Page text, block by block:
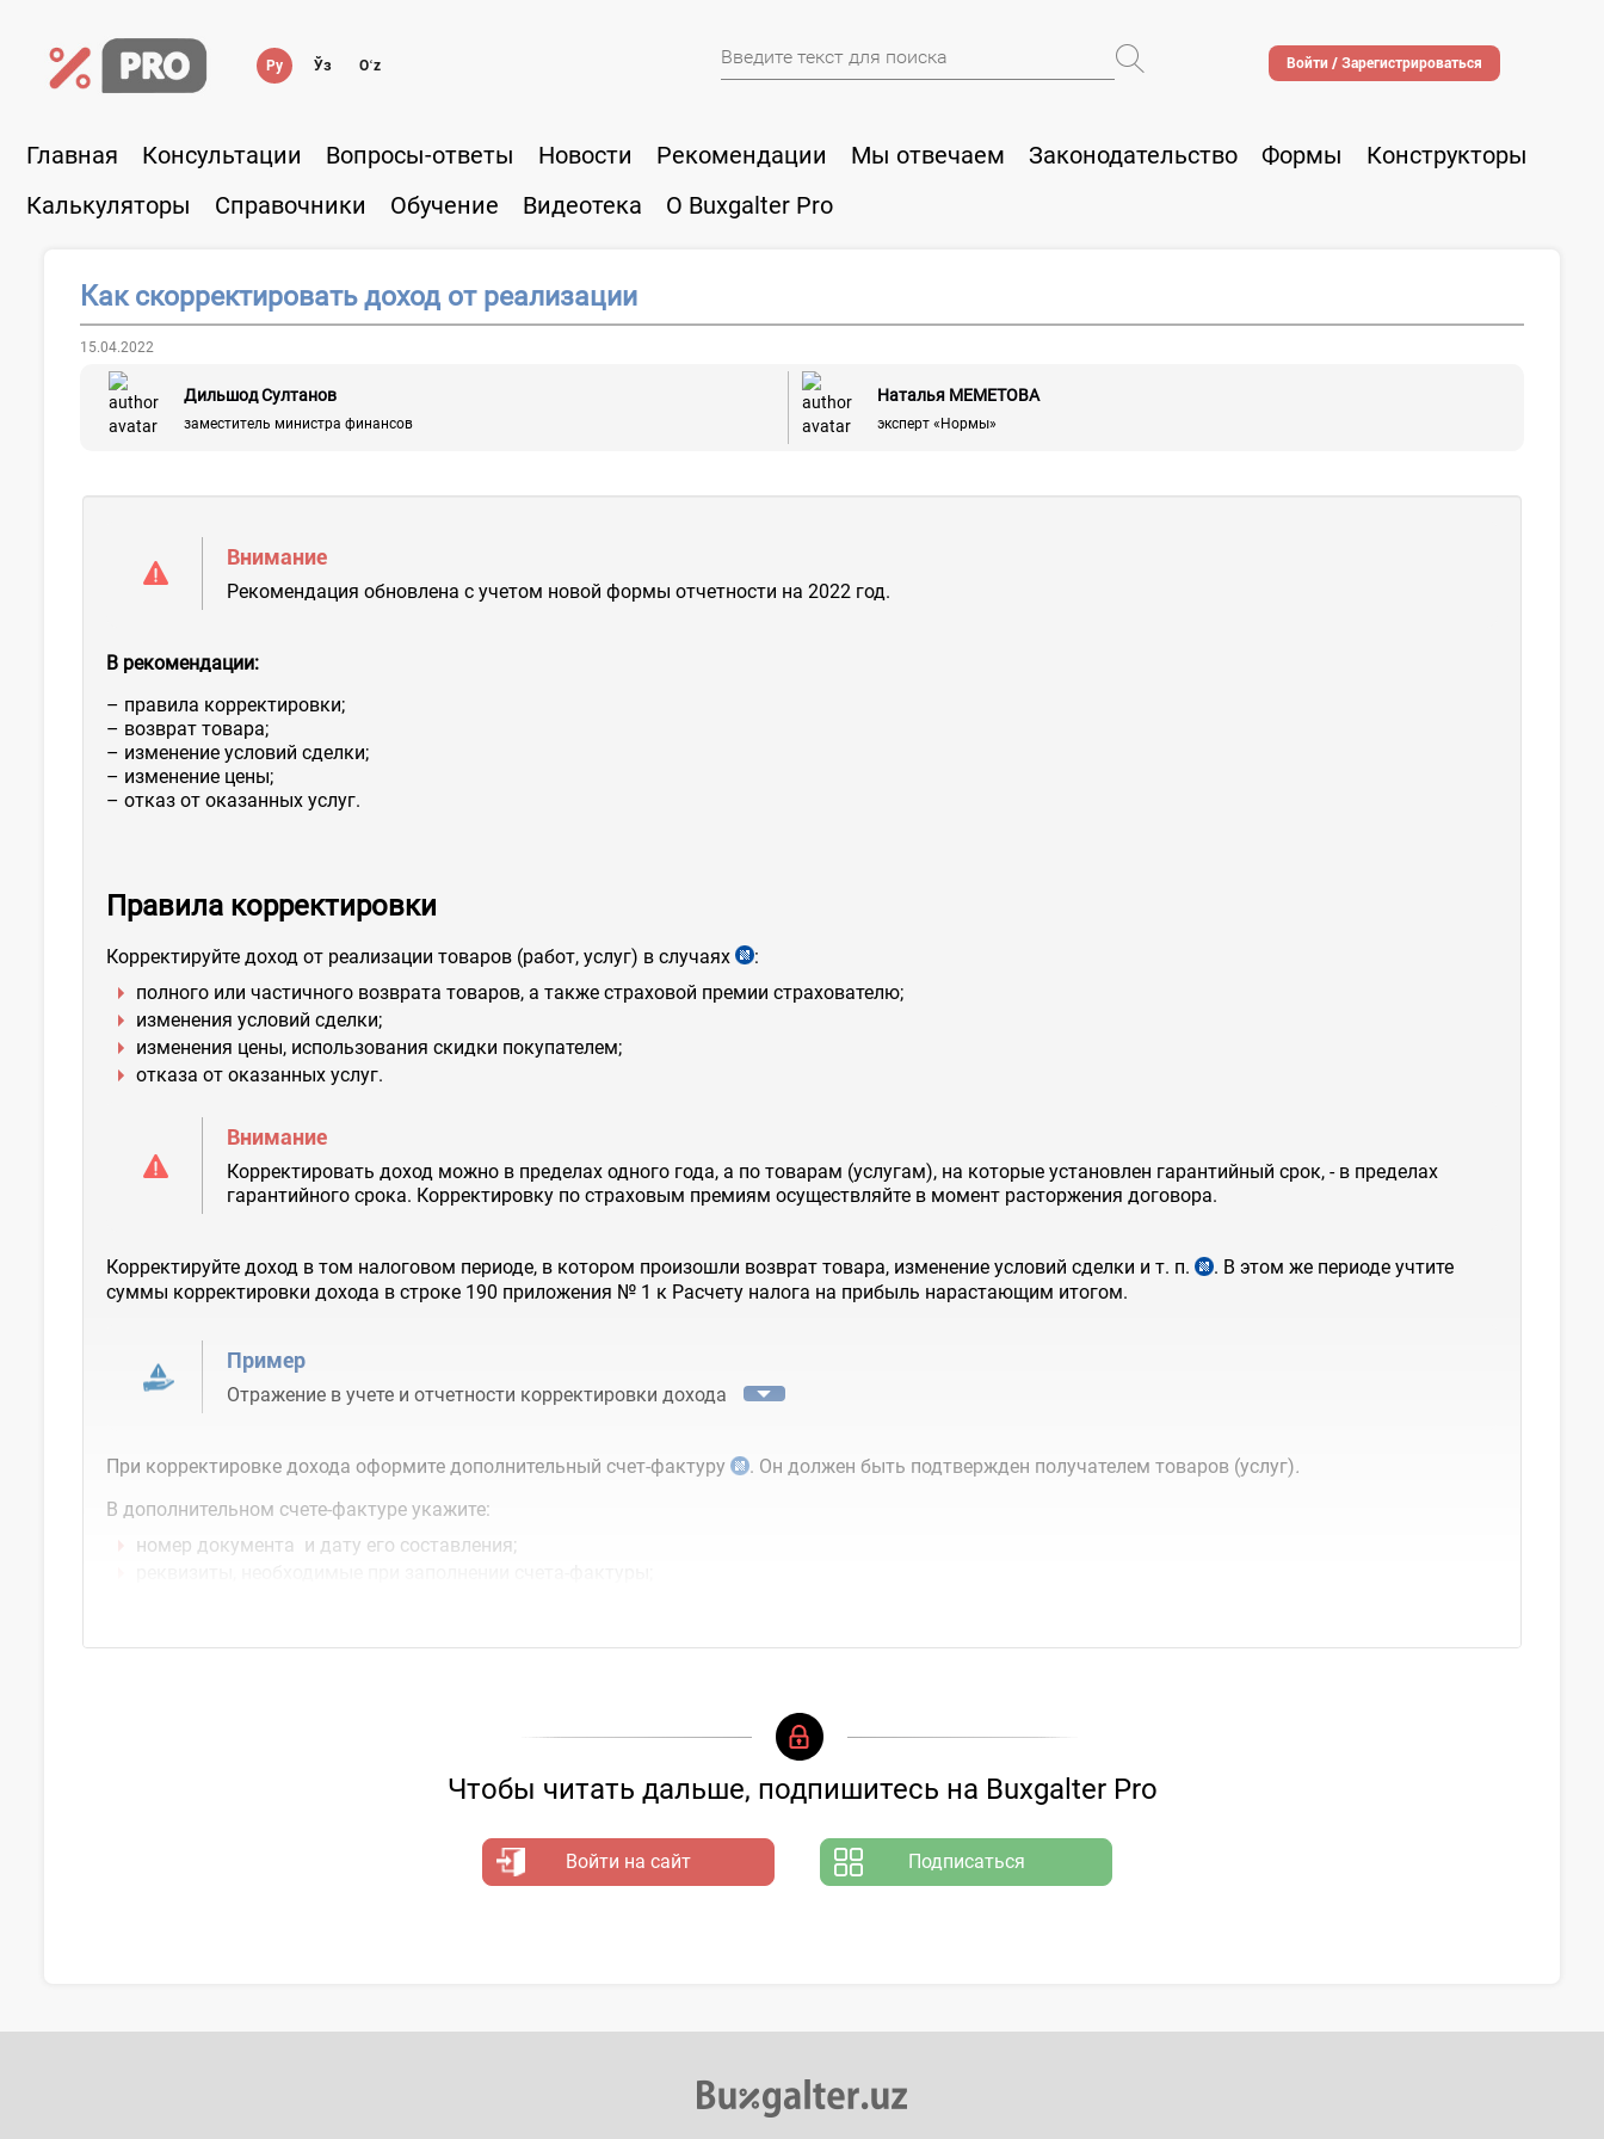
Ру Ўз Oʻz Войти / Зарегистрироваться
Главная Консультации Вопросы-ответы Новости Рекомендации Мы отвечаем Законодательство Формы
Конструкторы
Калькуляторы
Справочники Обучение Видеотека О Buxgalter Pro
Как скорректировать доход от реализации
15.04.2022
Дильшод Султанов
заместитель министра финансов
Наталья МЕМЕТОВА
эксперт «Нормы»
Внимание
Рекомендация обновлена с учетом новой формы отчетности на 2022 год.
В рекомендации:
– правила корректировки;
– возврат товара;
– изменение условий сделки;
– изменение цены;
– отказ от оказанных услуг.
Правила корректировки
Корректируйте доход от реализации товаров (работ, услуг) в случаях
:
полного или частичного возврата товаров, а также страховой премии страхователю;
изменения условий сделки;
изменения цены, использования скидки покупателем;
отказа от оказанных услуг.
Внимание
Корректировать доход можно в пределах одного года, а по товарам (услугам), на которые установлен гарантийный срок, - в пределах
гарантийного срока. Корректировку по страховым премиям осуществляйте в момент расторжения договора.
Корректируйте доход в том налоговом периоде, в котором произошли возврат товара, изменение условий сделки и т. п. . В этом же периоде учтите
суммы корректировки дохода в строке 190 приложения № 1 к Расчету налога на прибыль нарастающим итогом.
Пример
Отражение в учете и отчетности корректировки дохода
При корректировке дохода оформите дополнительный счет-фактуру . Он должен быть подтвержден получателем товаров (услуг).
В дополнительном счете-фактуре укажите:
номер документа и дату его составления;
Чтобы читать дальше, подпишитесь на Buxgalter Pro
Войти на сайт Подписаться